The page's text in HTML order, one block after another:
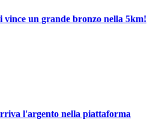
un grande bronzo nella 5km!
l'argento nella piattaforma